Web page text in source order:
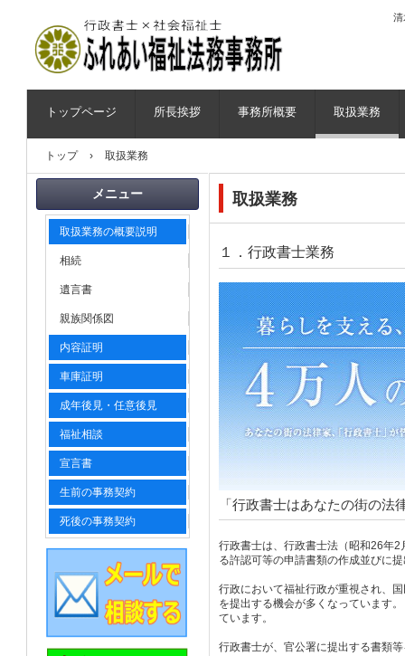
ふれあい福祉法務事務所
清
トップページ 所長挨拶 事務所概要 取扱業務
トップ › 取扱業務
取扱業務
１．行政書士業務
「行政書士はあなたの街の法
行政書士は、行政書士法（昭和26年
る許認可等の申請書類の作成並びに
行政において福祉行政が重視され、
を提出する機会が多くなっています
ています。
行政書士が、官公署に提出する書類
メニュー
取扱業務の概要説明
相続
遺言書
親族関係図
内容証明
車庫証明
成年後見・任意後見
福祉相談
宣言書
生前の事務契約
死後の事務契約